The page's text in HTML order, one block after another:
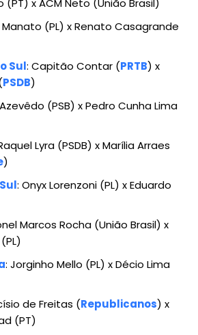
Manato (PL) x Renato Casagrande
Sul: Capitão Contar (PRTB) x
PSDB)
(PSB) x Pedro Cunha Lima
Lyra (PSDB) x Marília Arraes
)
: Onyx Lorenzoni (PL) x Eduardo
Marcos Rocha (União Brasil) x
: Jorginho Mello (PL) x Décio Lima
de Freitas (Republicanos) x
(PT)